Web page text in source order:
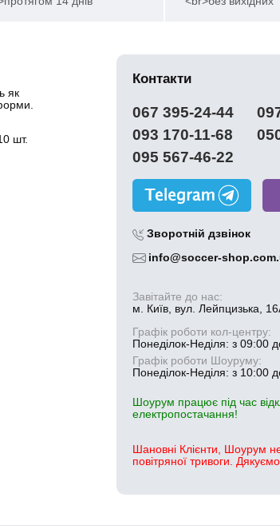
як
шт.
Контакти
067 395-24-44
093 170-11-68
095 567-46-22
Зворотній дзвінок
info@soccer-
Завітайте до нас:
м. Київ, вул. Лейпцизька,
Графік роботи кол-центру:
Понеділок-Неділя: з 09:00
Графік роботи Шоуруму:
Понеділок-Неділя: з 10:00
Шоурум працює під час
електропостачання!
Шановні Клієнти, Шоурум
повітряної тривоги.